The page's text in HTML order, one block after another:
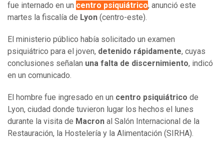
fue internado en un centro psiquiátrico, anunció este
martes la fiscalía de Lyon (centro-este).
El ministerio público había solicitado un examen
psiquiátrico para el joven, detenido rápidamente, cuyas
conclusiones señalan una falta de discernimiento, indicó
en un comunicado.
El hombre fue ingresado en un centro psiquiátrico de
Lyon, ciudad donde tuvieron lugar los hechos el lunes
durante la visita de Macron al Salón Internacional de la
Restauración, la Hostelería y la Alimentación (SIRHA).